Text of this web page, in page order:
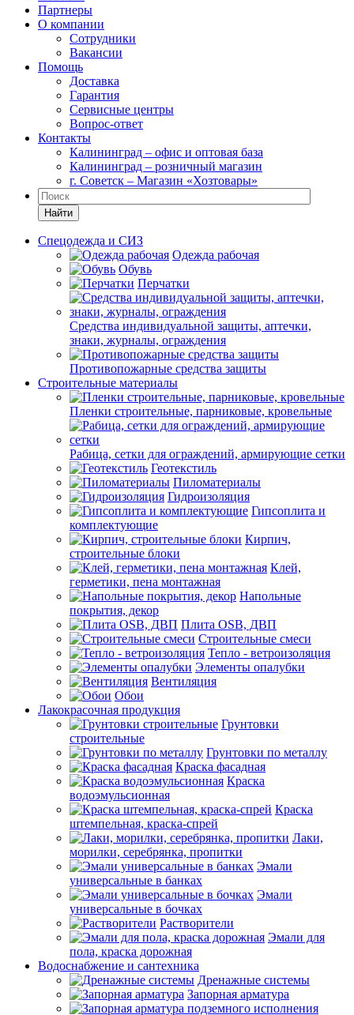
Партнеры
О компании
Сотрудники
Вакансии
Помощь
Доставка
Гарантия
Сервисные центры
Вопрос-ответ
Контакты
Калининград – офис и оптовая база
Калининград – розничный магазин
г. Советск – Магазин «Хозтовары»
Найти
Спецодежда и СИЗ
Одежда рабочая
Обувь
Перчатки
Средства индивидуальной защиты, аптечки,
знаки, журналы, ограждения
Противопожарные средства защиты
Строительные материалы
Пленки строительные, парниковые, кровельные
Рабица, сетки для ограждений, армирующие сетки
Геотекстиль
Пиломатериалы
Гидроизоляция
Гипсоплита и
комплектующие
Кирпич,
строительные блоки
Клей,
герметики, пена монтажная
Напольные
покрытия, декор
Плита OSB, ДВП
Строительные смеси
Тепло - ветроизоляция
Элементы опалубки
Вентиляция
Обои
Лакокрасочная продукция
Грунтовки
строительные
Грунтовки по металлу
Краска фасадная
Краска
водоэмульсионная
Краска
штемпельная, краска-спрей
Лаки,
морилки, серебрянка, пропитки
Эмали
универсальные в банках
Эмали
универсальные в бочках
Растворители
Эмали для
пола, краска дорожная
Водоснабжение и сантехника
Дренажные системы
Запорная арматура